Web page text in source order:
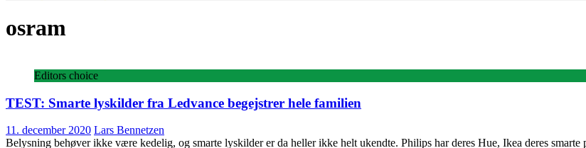
osram
Editors choice
TEST: Smarte lyskilder fra Ledvance begejstrer hele familien
11. december 2020 Lars Bennetzen
Belysning behøver ikke være kedelig, og smarte lyskilder er da heller ikke helt ukendte. Philips har deres Hue, Ikea deres